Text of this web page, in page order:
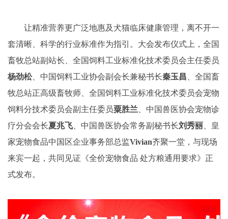
让精准营养更广泛地惠及犬猫临床健康管理，离不开一
套清晰、科学的行业标准作为指引。大会发布仪式上，全国
畜牧总站副站长、全国饲料工业标准化技术委员会主任委员
杨劲松、中国饲料工业协会副会长兼秘书长秦玉昌 、全国畜
牧总站正高级畜牧师、全国饲料工业标准化技术委员会宠物
饲料分技术委员会副主任委员粟胜兰 、中国兽医协会宠物诊
疗分会会长夏兆飞 、中国兽医协会常务副秘书长刘秀丽 、皇
家宠物食品中国区企业事务部总监Vivian齐聚一堂，与现场
来宾一起，共同见证《全价宠物食品 处方粮通用要求》正
式发布。